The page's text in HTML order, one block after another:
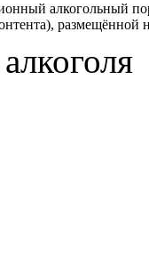
алкогольный
размещённой